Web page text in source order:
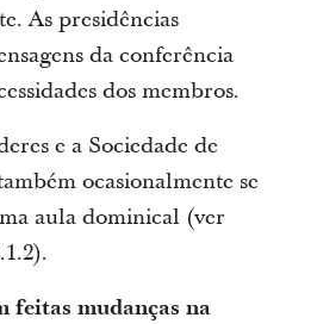
As presidências
da conferência
dos membros.
e a Sociedade de
ocasionalmente se
aula dominical (ver
feitas mudanças na